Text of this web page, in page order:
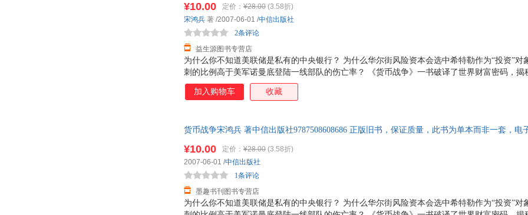
为什么你不知道美联储是私有的中央银行？ 为什么华尔街风险资本会选中希特勒作为“投资”对
刺的比例高于美军诺曼底登陆一线部队的伤亡率？ 《货币战争》一书破译了世界财富密码，揭
人知的历史真相，网络超百万人气点击！谁是真正的世界首富？谁拥有美联储？谁在“妖魔化”
诡谲的政治风波与经济危机中，谁在翻云覆雨？以史为鉴，逐步与国际接轨的中国金融市场，
¥10.00 定价： ¥28.00 (3.58折)
益生源图书专营店
2条评论
宋鸿兵 著 /2007-06-01 /中信出版社
加入购物车 收藏
货币战争宋鸿兵 著中信出版社9787508608686 正版旧书，保证质量，此书为单本而非一套，电
为什么你不知道美联储是私有的中央银行？ 为什么华尔街风险资本会选中希特勒作为“投资”对
¥10.00 定价： ¥28.00 (3.58折)
墨趣书刊图书专营店
1条评论
2007-06-01 /中信出版社